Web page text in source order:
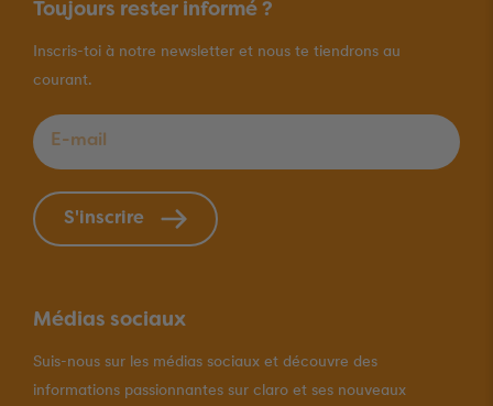
Toujours rester informé ?
Inscris-toi à notre newsletter et nous te tiendrons au
courant.
E-mail
S'inscrire
Médias sociaux
Suis-nous sur les médias sociaux et découvre des
informations passionnantes sur claro et ses nouveaux